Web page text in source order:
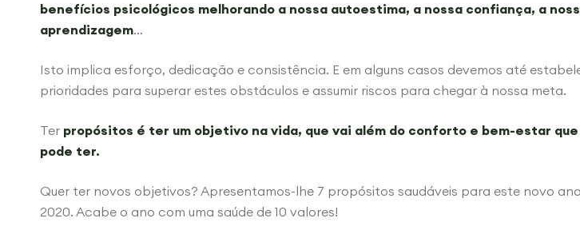
benefícios psicológicos melhorando a nossa autoestima, a nossa confiança, a
aprendizagem…
Isto implica esforço, dedicação e consistência. E em alguns casos devemos até
prioridades para superar estes obstáculos e assumir riscos para chegar à nossa meta.
Ter propósitos é ter um objetivo na vida, que vai além do conforto e bem-estar
pode ter.
Quer ter novos objetivos? Apresentamos-lhe 7 propósitos saudáveis para este novo ano
2020. Acabe o ano com uma saúde de 10 valores!